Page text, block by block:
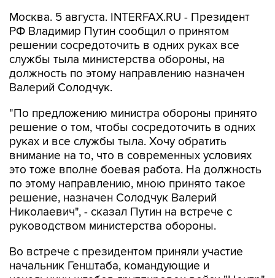
решении сосредоточить в одних руках все
службы тыла министерства обороны, на
должность по этому направлению назначен
Валерий Солодчук.
"По предложению министра обороны принято
руках и все службы тыла. Хочу обратить
внимание на то, что в современных условиях
это тоже вполне боевая работа. На должность
по этому направлению, мною принято такое
решение, назначен Солодчук Валерий
Николаевич", - сказал Путин на встрече с
руководством министерства обороны.
Во встрече с президентом приняли участие
начальники штабов группировок войск "Центр"
и "Восток".